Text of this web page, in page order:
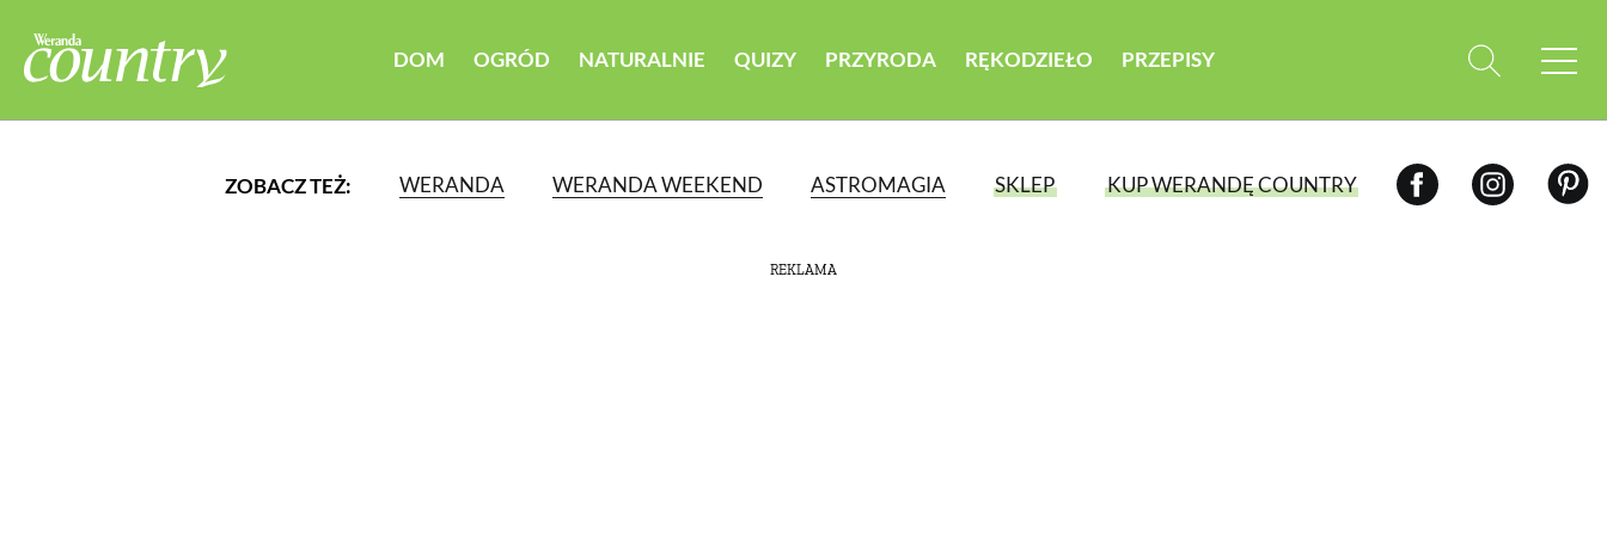
DOM OGRÓD NATURALNIE QUIZY PRZYRODA RĘKODZIEŁO PRZEPISY
ZOBACZ TEŻ: WERANDA WERANDA WEEKEND ASTROMAGIA SKLEP KUP WERANDĘ COUNTRY
REKLAMA